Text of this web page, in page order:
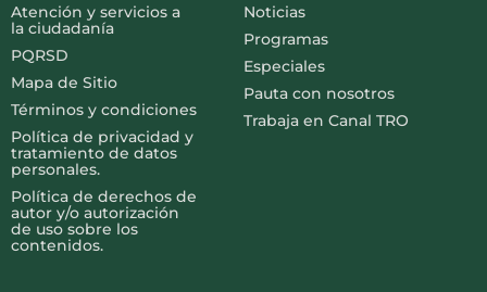
Atención y servicios a
la ciudadanía
PQRSD
Mapa de Sitio
Términos y condiciones
Política de privacidad y
tratamiento de datos
personales.
Política de derechos de
autor y/o autorización
de uso sobre los
contenidos.
Noticias
Programas
Especiales
Pauta con nosotros
Trabaja en Canal TRO